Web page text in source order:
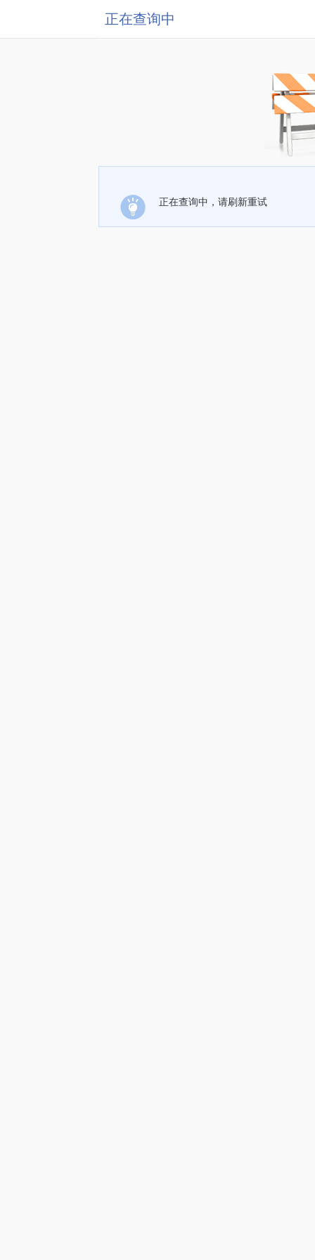
正在查询中
正在查询中，请刷新重试